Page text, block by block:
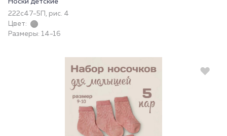
Носки детские
222с47-5П, рис. 4
Цвет:
Размеры: 14-16